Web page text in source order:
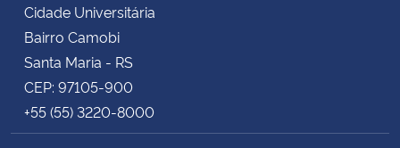
Cidade Universitária
Bairro Camobi
Santa Maria - RS
CEP: 97105-900
+55 (55) 3220-8000